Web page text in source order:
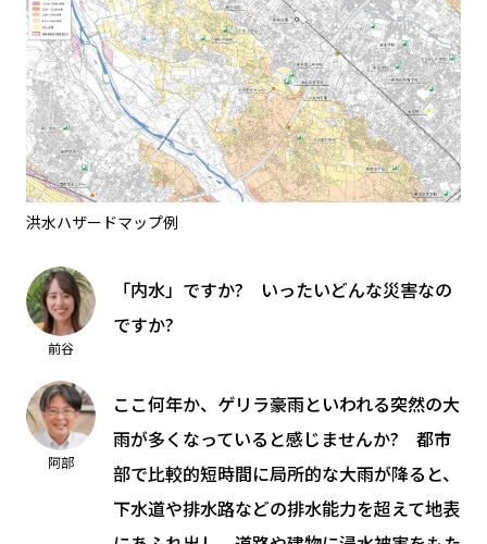
洪水ハザードマップ例
前谷
「内水」ですか? いったいどんな災害なの
ですか?
阿部
ここ何年か、ゲリラ豪雨といわれる突然の大
雨が多くなっていると感じませんか? 都市
部で比較的短時間に局所的な大雨が降ると、
下水道や排水路などの排水能力を超えて地表